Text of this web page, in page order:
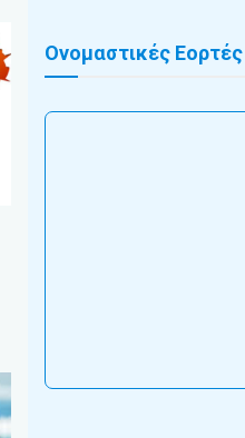
Ονομαστικές Εορτές